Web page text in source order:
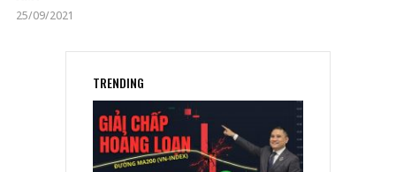
25/09/2021
TRENDING